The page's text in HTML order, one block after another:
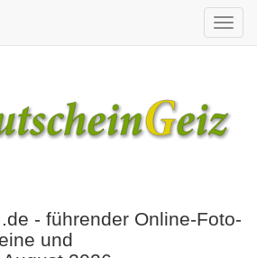
- führender Online-Foto-
und